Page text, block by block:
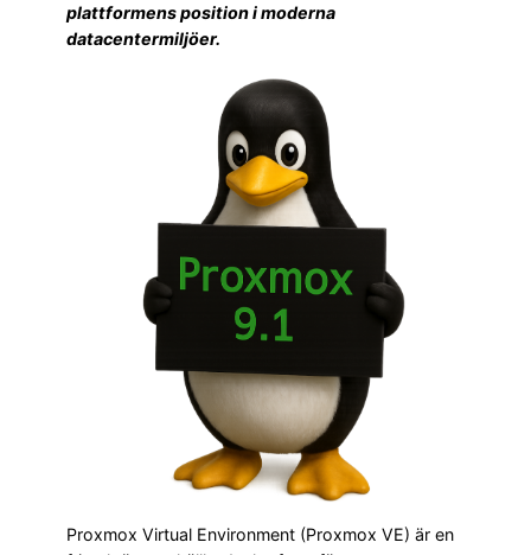
plattformens position i moderna
datacentermiljöer.
Proxmox Virtual Environment (Proxmox VE) är en